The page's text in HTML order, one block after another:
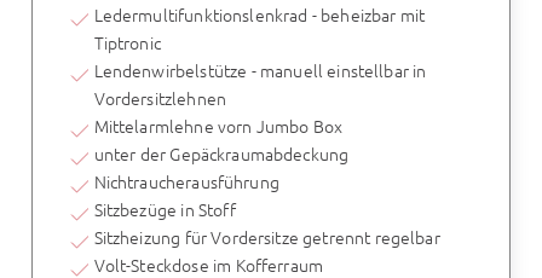
Ledermultifunktionslenkrad - beheizbar mit
Tiptronic
Lendenwirbelstütze - manuell einstellbar in
Vordersitzlehnen
Mittelarmlehne vorn Jumbo Box
unter der Gepäckraumabdeckung
Nichtraucherausführung
Sitzbezüge in Stoff
Sitzheizung für Vordersitze getrennt regelbar
Volt-Steckdose im Kofferraum